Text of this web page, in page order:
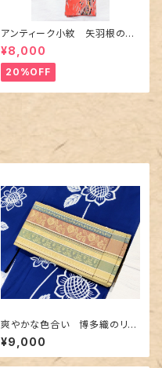
アンティーク小紋 矢羽根の地
紋に短冊柄 裄６６cm
¥8,000
20%OFF
爽やかな色合い 博多織のリバ
ーシブル半幅帯
¥9,000